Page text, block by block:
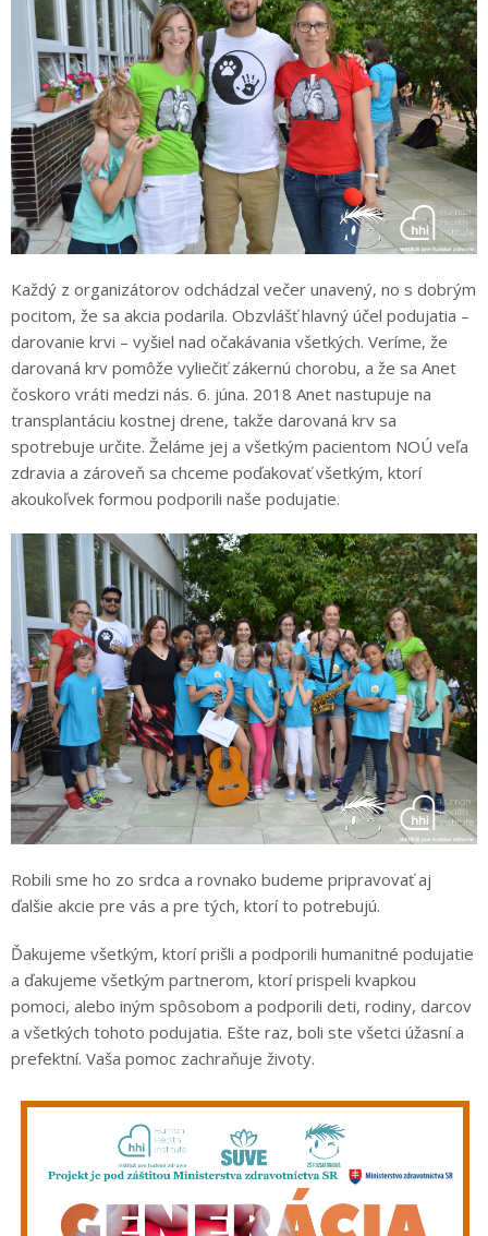
Každý z organizátorov odchádzal večer unavený, no s dobrým
pocitom, že sa akcia podarila. Obzvlášť hlavný účel podujatia –
darovanie krvi – vyšiel nad očakávania všetkých. Veríme, že
darovaná krv pomôže vyliečiť zákernú chorobu, a že sa Anet
čoskoro vráti medzi nás. 6. júna. 2018 Anet nastupuje na
transplantáciu kostnej drene, takže darovaná krv sa
spotrebuje určite. Želáme jej a všetkým pacientom NOÚ veľa
zdravia a zároveň sa chceme poďakovať všetkým, ktorí
akoukoľvek formou podporili naše podujatie.
Robili sme ho zo srdca a rovnako budeme pripravovať aj
ďalšie akcie pre vás a pre tých, ktorí to potrebujú.
Ďakujeme všetkým, ktorí prišli a podporili humanitné podujatie
a ďakujeme všetkým partnerom, ktorí prispeli kvapkou
pomoci, alebo iným spôsobom a podporili deti, rodiny, darcov
a všetkých tohoto podujatia. Ešte raz, boli ste všetci úžasní a
prefektní. Vaša pomoc zachraňuje životy.